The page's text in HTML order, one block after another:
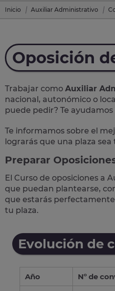
Inicio Auxiliar Administrativo
Oposición
Trabajar como Auxiliar
nacional, autonómico o
puede pedir? Te ayudamos
Te informamos sobre el
lograrás que una plaza sea
Preparar
El Curso de oposiciones a
que puedan plantearse,
que estarás
tu plaza.
Evolución de
Año Nº de